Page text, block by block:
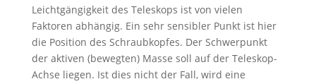
Leichtgängigkeit des Teleskops ist von vielen
Faktoren abhängig. Ein sehr sensibler Punkt ist hier
die Position des Schraubkopfes. Der Schwerpunkt
der aktiven (bewegten) Masse soll auf der Teleskop-
Achse liegen. Ist dies nicht der Fall, wird eine